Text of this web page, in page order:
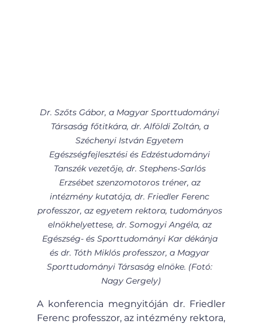
Dr. Szőts Gábor, a Magyar Sporttudományi
Társaság főtitkára, dr. Alföldi Zoltán, a
Széchenyi István Egyetem
Egészségfejlesztési és Edzéstudományi
Tanszék vezetője, dr. Stephens-Sarlós
Erzsébet szenzomotoros tréner, az
intézmény kutatója, dr. Friedler Ferenc
professzor, az egyetem rektora, tudományos
elnökhelyettese, dr. Somogyi Angéla, az
Egészség- és Sporttudományi Kar dékánja
és dr. Tóth Miklós professzor, a Magyar
Sporttudományi Társaság elnöke. (Fotó:
Nagy Gergely)
A konferencia megnyitóján dr. Friedler
Ferenc professzor, az intézmény rektora,